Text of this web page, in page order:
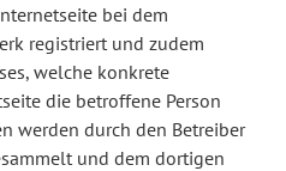
bei dem
registriert und zudem
welche konkrete
die betroffene Person
werden durch den Betreiber
und dem dortigen